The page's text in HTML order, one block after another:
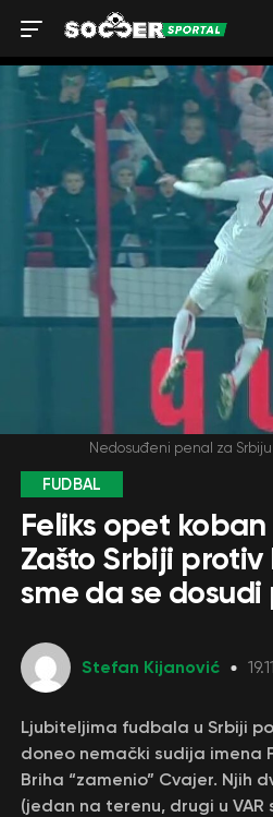
Nedosuđeni penal za
FUDBAL
Feliks opet koban
Zašto Srbiji protiv
sme da se dosudi
Stefan Kijanović
Ljubiteljima fudbala u Srbiji
doneo nemački sudija imena
Briha “zamenio” Cvajer. Njih
(jedan na terenu, drugi u VAR